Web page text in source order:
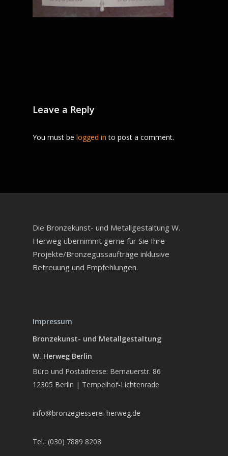
Leave a Reply
You must be logged in to post a comment.
Die Bronzekunst- und Metallgestaltung W.
Herweg übernimmt gerne für Sie Ihre
Projekte/Bronzegussaufträge inklusive
Betreuung und Empfehlungen.
Impressum
Bronzekunst- und Metallgestaltung
W. Herweg Berlin
Büro und Postadresse: Bernauerstr. 86
12305 Berlin | Tempelhof-Lichtenrade
info@bronzegiesserei-herweg.de
Tel.: (030) 7889 8208